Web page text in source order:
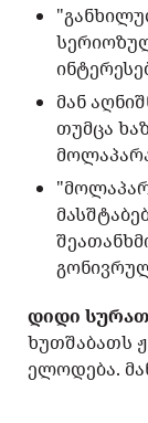
მან
თუმცა
დიდი
ხუთშაბათს
ელოდება.